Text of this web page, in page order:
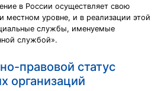
в России осуществляет свою
местном уровне, и в реализации этой
службы, именуемые
службой».
правовой статус
организаций